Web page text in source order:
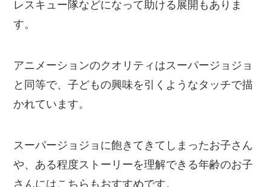
レスキュー隊などになって助ける展開もありま
す。
アニメーションのクオリティはスーパージョジョ
と同等で、子どもの興味を引くようなタッチで描
かれています。
スーパージョジョに飽きてきてしまったお子さん
や、ある程度ストーリーを理解できる年齢のお子
さんにはこちらもおすすめです。